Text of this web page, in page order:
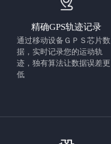
精确GPS轨迹记录
通过移动设备ＧＰＳ芯片数
据，实时记录您的运动轨
迹，独有算法让数据误差更
低